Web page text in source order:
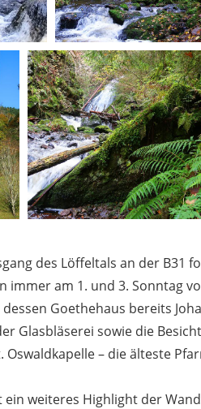
des Löffeltals an der
am 1. und 3. Sonntag
Goethehaus bereits
Glasbläserei sowie die
– die älteste
weiteres Highlight der